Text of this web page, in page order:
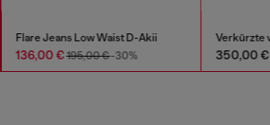
Flare Jeans Low Waist D-Akii
136,00 €195,00 €-30% 350,00 €